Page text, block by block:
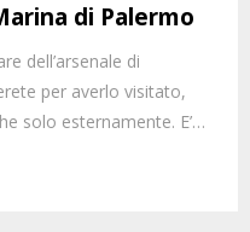
di Palermo
dell’arsenale di
per averlo visitato,
solo esternamente. E’…